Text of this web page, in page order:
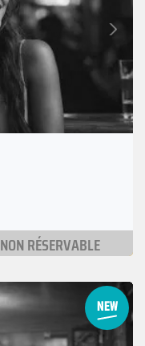
Suivant
NON RÉSERVABLE